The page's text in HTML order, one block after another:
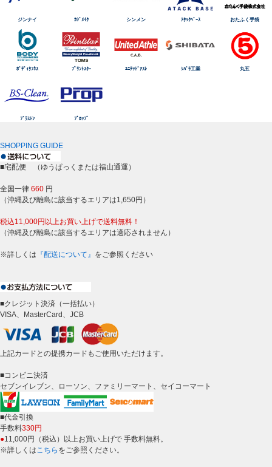
ジンナイ ｶｼﾞﾒｲｸ シンメン ｱﾀｯｸﾍﾞｰｽ おたふく手袋
ﾎﾞﾃﾞｨﾀﾌﾈｽ ﾌﾟﾘﾝﾄｽﾀｰ ﾕﾆﾃｯﾄﾞｱｽﾚ ｼﾊﾞﾗ工業 丸五
ﾌﾞﾗｽﾄﾝ ﾌﾟﾛｯﾌﾟ
SHOPPING GUIDE
■宅配便 （ゆうぱっくまたは福山通運）
全国一律 660 円
（沖縄及び離島に該当するエリアは1,650円）
税込11,000円以上お買い上げで送料無料！
（沖縄及び離島に該当するエリアは適応されません）
※詳しくは 『配送について』 をご参照ください
■クレジット決済（一括払い）
VISA、MasterCard、JCB
上記カードとの提携カードもご使用いただけます。
■コンビニ決済
セブンイレブン、ローソン、ファミリーマート、セイコーマート
■代金引換
手数料330円
●11,000円（税込）以上お買い上げで 手数料無料。
※詳しくはこちら をご参照ください。